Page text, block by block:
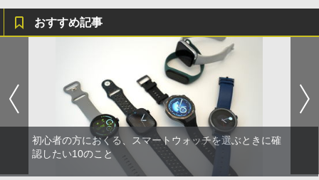
おすすめ記事
初心者の方におくる、スマートウォッチを選ぶときに確
認したい10のこと